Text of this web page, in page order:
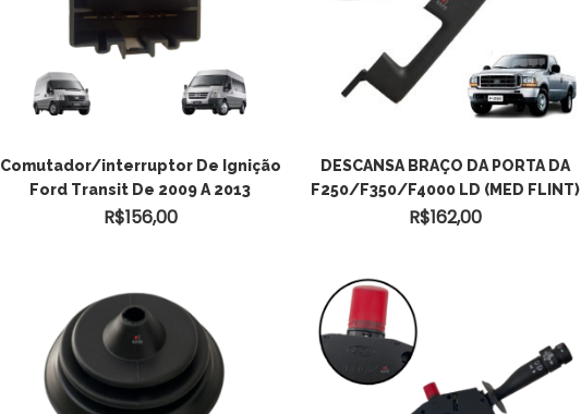
Comutador/interruptor De Ignição
Ford Transit De 2009 A 2013
R$156,00
VER OPÇÕES
DESCANSA BRAÇO DA PORTA DA
F250/F350/F4000 LD (MED FLINT)
R$162,00